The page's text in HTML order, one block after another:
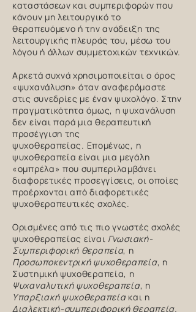
καταστάσεων και συμπεριφορών που
κάνουν μη λειτουργικό το
θεραπευόμενο ή την ανάδειξη της
λειτουργικής πλευράς του, μέσω του
λόγου ή άλλων συμμετοχικών τεχνικών.
Αρκετά συχνά χρησιμοποιείται ο όρος
«ψυχανάλυση» όταν αναφερόμαστε
στις συνεδρίες με έναν ψυχολόγο. Στην
πραγματικότητα όμως, η ψυχανάλυση
δεν είναι παρά μια θεραπευτική
προσέγγιση της
ψυχοθεραπείας. Επομένως, η
ψυχοθεραπεία είναι μια μεγάλη
«ομπρέλα» που συμπεριλαμβάνει
διαφορετικές προσεγγίσεις, οι οποίες
προέρχονται από διαφορετικές
ψυχοθεραπευτικές σχολές.
Ορισμένες από τις πιο γνωστές σχολές
ψυχοθεραπείας είναι Γνωσιακή-
Συμπεριφορική θεραπεία, η
Προσωποκεντρική ψυχοθεραπεία, η
Συστημική ψυχοθεραπεία, η
Ψυχαναλυτική ψυχοθεραπεία, η
Υπαρξιακή ψυχοθεραπείακαι η
Διαλεκτική-συμπεριφορική θεραπεία.